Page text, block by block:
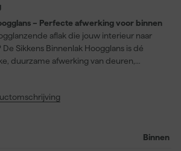
– Perfecte afwerking voor binnen
aflak die jouw interieur naar
Sikkens Binnenlak Hoogglans is dé
duurzame afwerking van deuren,
indrukwekkende dekkracht en een
aan te brengen, zodat je zonder
resultaat behaalt. Geschikt voor
Binnen